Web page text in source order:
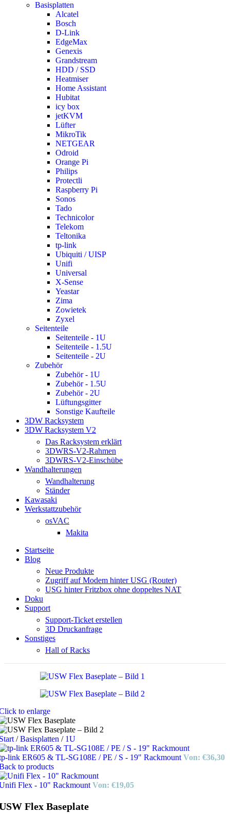
Basisplatten
Alcatel
Bosch
D-Link
EdgeMax
Genexis
Grandstream
HDD / SSD
Heatmiser
Home Assistant
Hubitat
icy box
jetKVM
Lüfter
MikroTik
NETGEAR
Odroid
Orange Pi
Philips
Protectli
Raspberry Pi
Sonos
Tado
Technicolor
Telekom
Teltonika
tp-link
Ubiquiti / UISP
Unifi
Universal
X-Sense
Yeastar
Zima
Zowietek
Zyxel
Seitenteile
Seitenteile - 1U
Seitenteile - 1.5U
Seitenteile - 2U
Zubehör
Zubehör - 1U
Zubehör - 1.5U
Zubehör - 2U
Lüftungsgitter
Sonstige Kaufteile
3DW Racksystem
3DW Racksystem V2
Das Racksystem erklärt
3DWRS-V2-Rahmen
3DWRS-V2-Einschübe
Wandhalterungen
Wandhalterung
Ständer
Kawasaki
Werkstattzubehör
osVAC
Makita
Startseite
Blog
Neue Produkte
Zugriff auf Modem hinter USG (Router)
USG hinter Fritzbox ohne doppeltes NAT
Doku
Support
Support-Ticket erstellen
3D Druckanfrage
Sonstiges
Hall of Racks
to enlarge
/ Basisplatten / 1U
link ER605 & TL-SG108E / PE / S - 19" Rackmount Von: €36,30
to products
Flex - 10" Rackmount Von: €19,05
Flex Baseplate